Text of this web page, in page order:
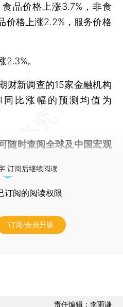
食品价格上涨3.7%，非食
价格上涨2.2%，服务价格
。
新调查的15家金融机构
比涨幅的预测均值为
可随时查阅全球及中国宏观
订阅后继续阅读
订阅的阅读权限
订阅/会员升级
责任编辑：李雨谦